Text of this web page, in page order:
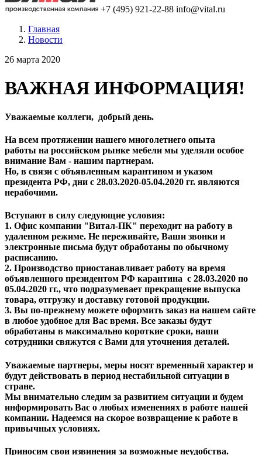
+7 (495) 921-22-88 info@vital.ru
Главная
Новости
26 марта 2020
ВАЖНАЯ ИНФОРМАЦИЯ!
Уважаемые коллеги, добрый день.
На всем протяжении нашего многолетнего опыта
работы на российском рынке мебели мы уделяли особое
внимание Вам - нашим партнерам.
Но, в связи с объявленным карантином и указом
президента РФ, дни с 28.03.2020-05.04.2020 гг. являются
нерабочими.
Вступают в силу следующие условия:
1. Офис компании "Витал-ПК" переходит на работу в
удаленном режиме. Не переживайте, Ваши звонки и
электронные письма будут обработаны по обычному
расписанию.
2. Производство приостанавливает работу на время
объявленного президентом РФ карантина с 28.03.2020 по
05.04.2020 гг., что подразумевает прекращение выпуска
товара, отгрузку и доставку готовой продукции.
3. Вы по-прежнему можете оформить заказ на нашем сайте
в любое удобное для Вас время. Все заказы будут
обработаны в максимально короткие сроки, наши
сотрудники свяжутся с Вами для уточнения деталей.
Уважаемые партнеры, меры носят временный характер и
будут действовать в период нестабильной ситуации в
стране.
Мы внимательно следим за развитием ситуации и будем
информировать Вас о любых изменениях в работе нашей
компании. Надеемся на скорое возвращение к работе в
привычных условиях.
Приносим свои извинения за возможные неудобства.